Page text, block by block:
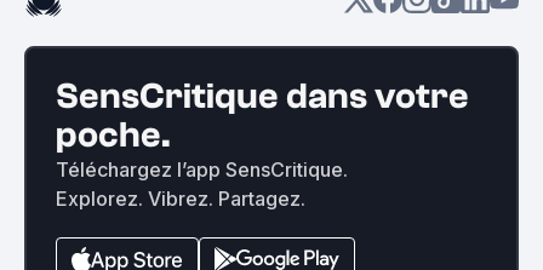
SensCritique dans votre
poche.
Téléchargez l’app SensCritique.
Explorez. Vibrez. Partagez.